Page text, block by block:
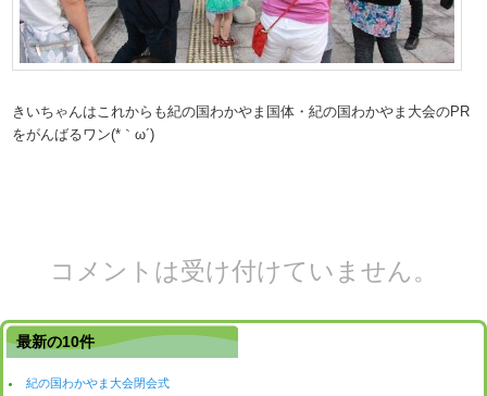
きいちゃんはこれからも紀の国わかやま国体・紀の国わかやま大会のPR
をがんばるワン(*｀ω´)
コメントは受け付けていません。
最新の10件
紀の国わかやま大会閉会式